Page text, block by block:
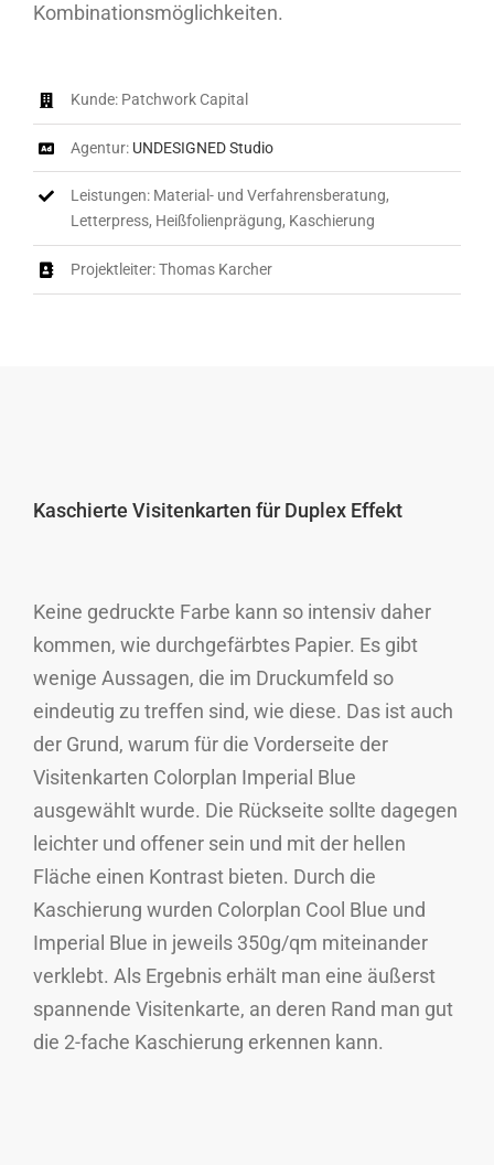
Kombinationsmöglichkeiten.
Kunde: Patchwork Capital
Agentur: UNDESIGNED Studio
Leistungen: Material- und Verfahrensberatung,
Letterpress, Heißfolienprägung, Kaschierung
Projektleiter: Thomas Karcher
Kaschierte Visitenkarten für Duplex Effekt
Keine gedruckte Farbe kann so intensiv daher
kommen, wie durchgefärbtes Papier. Es gibt
wenige Aussagen, die im Druckumfeld so
eindeutig zu treffen sind, wie diese. Das ist auch
der Grund, warum für die Vorderseite der
Visitenkarten Colorplan Imperial Blue
ausgewählt wurde. Die Rückseite sollte dagegen
leichter und offener sein und mit der hellen
Fläche einen Kontrast bieten. Durch die
Kaschierung wurden Colorplan Cool Blue und
Imperial Blue in jeweils 350g/qm miteinander
verklebt. Als Ergebnis erhält man eine äußerst
spannende Visitenkarte, an deren Rand man gut
die 2-fache Kaschierung erkennen kann.